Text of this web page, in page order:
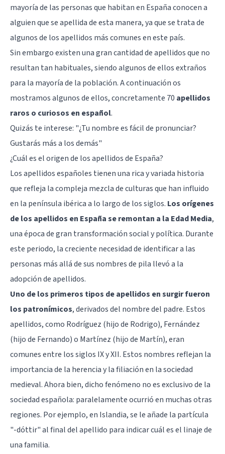
mayoría de las personas que habitan en España conocen a
alguien que se apellida de esta manera, ya que se trata de
algunos de los apellidos más comunes en este país.
Sin embargo existen una gran cantidad de apellidos que no
resultan tan habituales, siendo algunos de ellos extraños
para la mayoría de la población. A continuación os
mostramos algunos de ellos, concretamente 70 apellidos
raros o curiosos en español.
Quizás te interese: "¿Tu nombre es fácil de pronunciar?
Gustarás más a los demás"
¿Cuál es el origen de los apellidos de España?
Los apellidos españoles tienen una rica y variada historia
que refleja la compleja mezcla de culturas que han influido
en la península ibérica a lo largo de los siglos. Los orígenes
de los apellidos en España se remontan a la Edad Media,
una época de gran transformación social y política. Durante
este periodo, la creciente necesidad de identificar a las
personas más allá de sus nombres de pila llevó a la
adopción de apellidos.
Uno de los primeros tipos de apellidos en surgir fueron
los patronímicos, derivados del nombre del padre. Estos
apellidos, como Rodríguez (hijo de Rodrigo), Fernández
(hijo de Fernando) o Martínez (hijo de Martín), eran
comunes entre los siglos IX y XII. Estos nombres reflejan la
importancia de la herencia y la filiación en la sociedad
medieval. Ahora bien, dicho fenómeno no es exclusivo de la
sociedad española: paralelamente ocurrió en muchas otras
regiones. Por ejemplo, en Islandia, se le añade la partícula
"-dóttir" al final del apellido para indicar cuál es el linaje de
una familia.